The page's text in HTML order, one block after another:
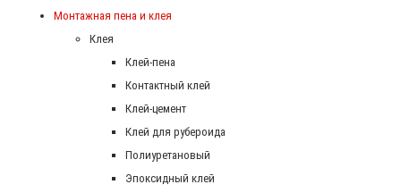
Монтажная пена и клея
Клея
Клей-пена
Контактный клей
Клей-цемент
Клей для рубероида
Полиуретановый
Эпоксидный клей